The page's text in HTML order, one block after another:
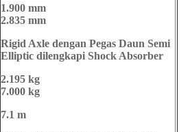
1.900 mm
2.835 mm
Rigid Axle dengan Pegas Daun Semi
Elliptic dilengkapi Shock Absorber
2.195 kg
7.000 kg
7.1 m